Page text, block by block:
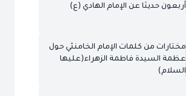
أربعون حديثا عن الإمام الهادي (ع)
مختارات من كلمات الإمام الخامنئي حول
عظمة السيدة فاطمة الزهراء(عليها
السلام)